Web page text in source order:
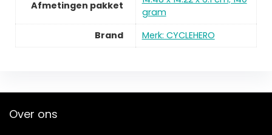
Afmetingen pakket
gram
Brand
Merk: CYCLEHERO
Over ons